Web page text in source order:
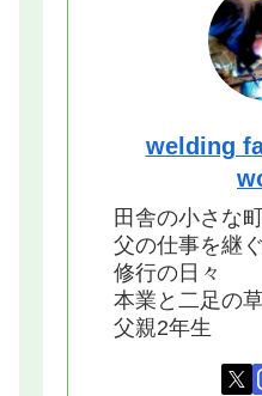
welding
田舎の小さな
父の仕事を継
修行の日々
本業と二足の
父親2年生